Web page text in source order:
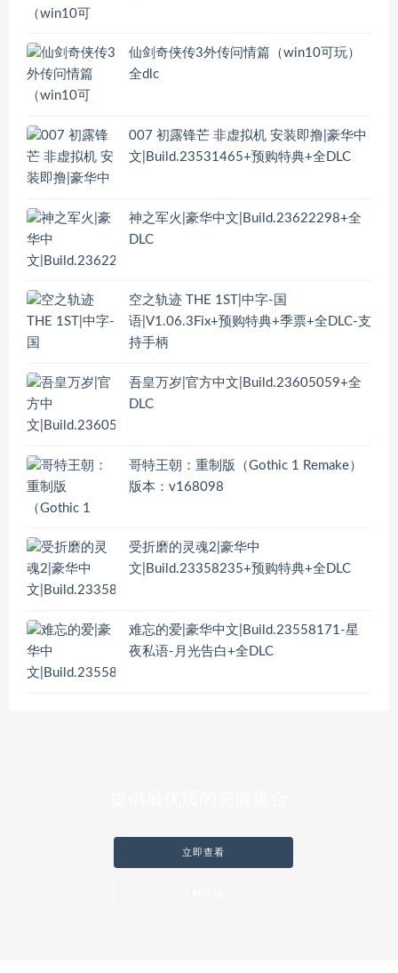
仙剑奇侠传3外传问情篇（win10可玩）
全dlc
007 初露锋芒 非虚拟机 安装即撸|豪华中
文|Build.23531465+预购特典+全DLC
神之军火|豪华中文|Build.23622298+全
DLC
空之轨迹 THE 1ST|中字-国
语|V1.06.3Fix+预购特典+季票+全DLC-支
持手柄
吾皇万岁|官方中文|Build.23605059+全
DLC
哥特王朝：重制版（Gothic 1 Remake）
版本：v168098
受折磨的灵魂2|豪华中
文|Build.23358235+预购特典+全DLC
难忘的爱|豪华中文|Build.23558171-星
夜私语-月光告白+全DLC
立即查看